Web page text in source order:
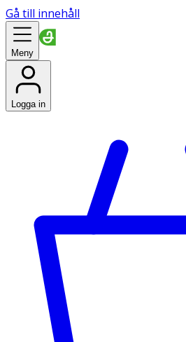
Gå till innehåll
Meny
Logga in